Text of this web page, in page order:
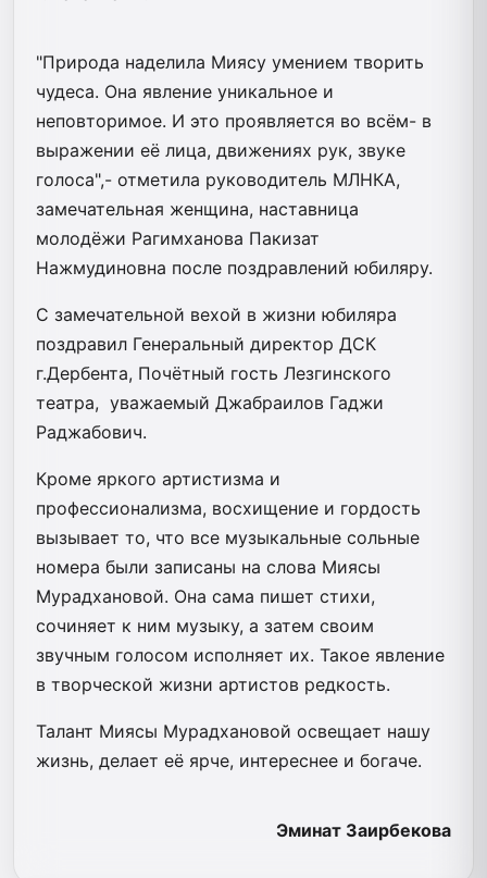
"Природа наделила Миясу умением творить
чудеса. Она явление уникальное и
неповторимое. И это проявляется во всём- в
выражении её лица, движениях рук, звуке
голоса",- отметила руководитель МЛНКА,
замечательная женщина, наставница
молодёжи Рагимханова Пакизат
Нажмудиновна после поздравлений юбиляру.
С замечательной вехой в жизни юбиляра
поздравил Генеральный директор ДСК
г.Дербента, Почётный гость Лезгинского
театра, уважаемый Джабраилов Гаджи
Раджабович.
Кроме яркого артистизма и
профессионализма, восхищение и гордость
вызывает то, что все музыкальные сольные
номера были записаны на слова Миясы
Мурадхановой. Она сама пишет стихи,
сочиняет к ним музыку, а затем своим
звучным голосом исполняет их. Такое явление
в творческой жизни артистов редкость.
Талант Миясы Мурадхановой освещает нашу
жизнь, делает её ярче, интереснее и богаче.
Эминат Заирбекова